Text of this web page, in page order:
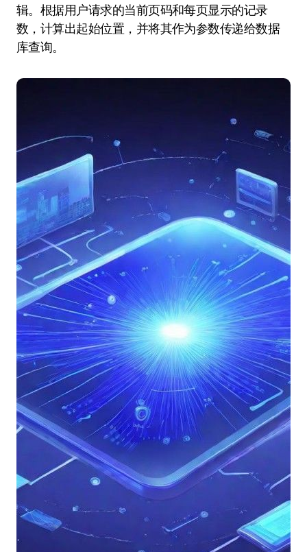
辑。根据用户请求的当前页码和每页显示的记录
数，计算出起始位置，并将其作为参数传递给数据
库查询。